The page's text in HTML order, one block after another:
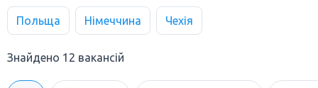
Польща Німеччина Чехія
Знайдено 12 вакансій